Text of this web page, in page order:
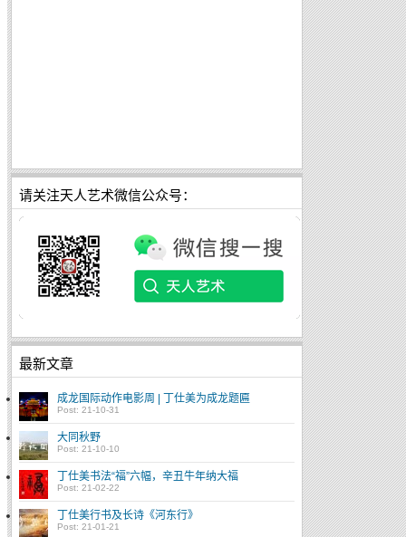
请关注天人艺术微信公众号：
最新文章
成龙国际动作电影周 | 丁仕美为成龙题匾
Post: 21-10-31
大同秋野
Post: 21-10-10
丁仕美书法“福”六幅，辛丑牛年纳大福
Post: 21-02-22
丁仕美行书及长诗《河东行》
Post: 21-01-21